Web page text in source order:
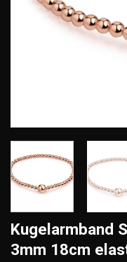
Kugelarmband
3mm 18cm